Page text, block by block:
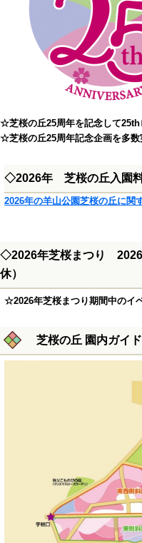
☆芝桜の丘25周年を記念して
☆芝桜の丘25周年記念企画を多数
◇2026年 芝桜の丘入園
2026年の羊山公園芝桜の丘に関
◇2026年芝桜まつり 2026
休）
☆2026年芝桜まつり期間中のイ
芝桜の丘 園内ガイド